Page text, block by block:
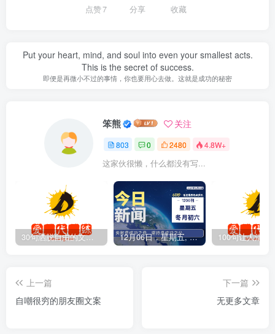
点赞7 分享 收藏
Put your heart, mind, and soul into even your smallest acts.
This is the secret of success.
即便是再微小不过的事情，你也要用心去做。这就是成功的秘密
笨熊 关注
803 0 2480 4.8W+
这家伙很懒，什么都没有写...
30句洒脱自由的文案短句 12月06日，星期五, 爱代练—每天60秒读懂全世界！
上一篇
自嘲很穷的朋友圈文案
下一篇
无更多文章